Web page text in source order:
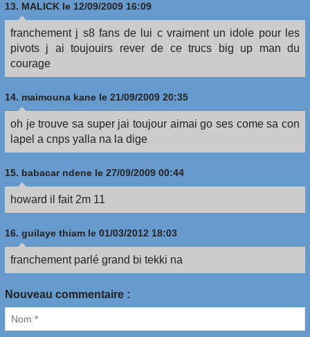
13. MALICK le 12/09/2009 16:09
franchement j s8 fans de lui c vraiment un idole pour les
pivots j ai toujouirs rever de ce trucs big up man du
courage
14. maimouna kane le 21/09/2009 20:35
oh je trouve sa super jai toujour aimai go ses come sa con
lapel a cnps yalla na la dige
15. babacar ndene le 27/09/2009 00:44
howard il fait 2m 11
16. guilaye thiam le 01/03/2012 18:03
franchement parlé grand bi tekki na
Nouveau commentaire :